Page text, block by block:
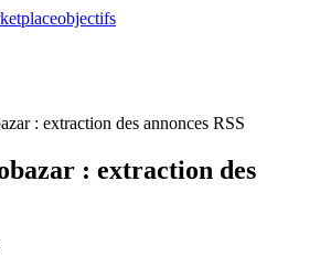
objectifs
: extraction des annonces RSS
: extraction des